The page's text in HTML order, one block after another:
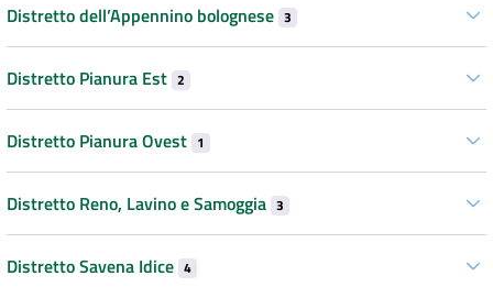
Distretto dell’Appennino bolognese 3
Distretto Pianura Est 2
Distretto Pianura Ovest 1
Distretto Reno, Lavino e Samoggia 3
Distretto Savena Idice 4